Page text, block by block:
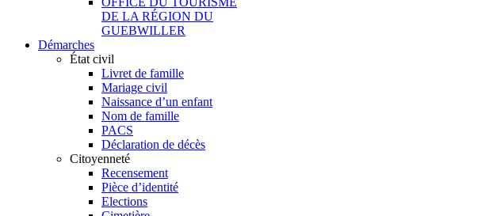
DE LA RÉGION DU
GUEBWILLER
Démarches
État civil
Livret de famille
Mariage civil
Naissance d’un enfant
Nom de famille
PACS
Déclaration de décès
Citoyenneté
Recensement
Pièce d’identité
Elections